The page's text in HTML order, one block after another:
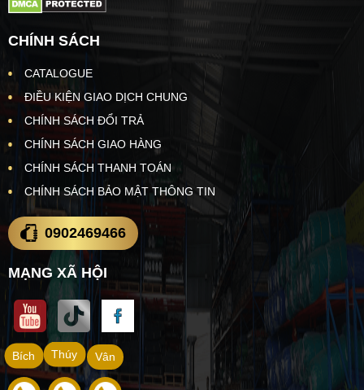
CHÍNH SÁCH
CATALOGUE
ĐIỀU KIỆN GIAO DỊCH CHUNG
CHÍNH SÁCH ĐỔI TRẢ
CHÍNH SÁCH GIAO HÀNG
CHÍNH SÁCH THANH TOÁN
CHÍNH SÁCH BẢO MẬT THÔNG TIN
0902469466
MẠNG XÃ HỘI
Vân
Thúy
Bích